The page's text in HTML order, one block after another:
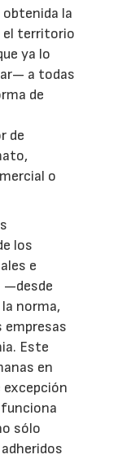
obtenida la
el territorio
ya lo
a todas
de
de
o
los
e
—desde
norma,
empresas
Este
en
excepción
sólo